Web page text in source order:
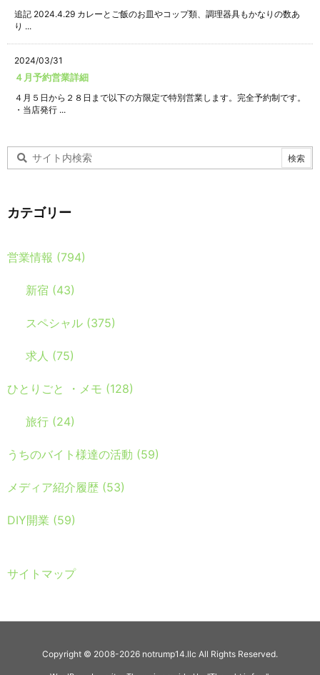
追記 2024.4.29 カレーとご飯のお皿やコップ類、調理器具もかなりの数あ
り ...
2024/03/31
４月予約営業詳細
４月５日から２８日まで以下の方限定で特別営業します。完全予約制です。
・当店発行 ...
カテゴリー
営業情報 (794)
新宿 (43)
スペシャル (375)
求人 (75)
ひとりごと ・メモ (128)
旅行 (24)
うちのバイト様達の活動 (59)
メディア紹介履歴 (53)
DIY開業 (59)
サイトマップ
Copyright © 2008-2026 notrump14.llc All Rights Reserved.